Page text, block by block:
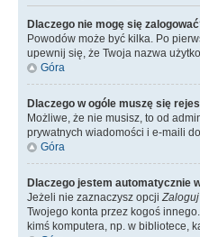
Dlaczego nie mogę się
Powodów może być kilka. Po
upewnij się, że Twoja nazwa
Góra
Dlaczego w ogóle muszę się
Możliwe, że nie musisz, to od
prywatnych wiadomości i e-maili
Góra
Dlaczego jestem automatycznie
Jeżeli nie zaznaczysz opcji
Twojego konta przez kogoś
kimś komputera, np. w bibliotece,